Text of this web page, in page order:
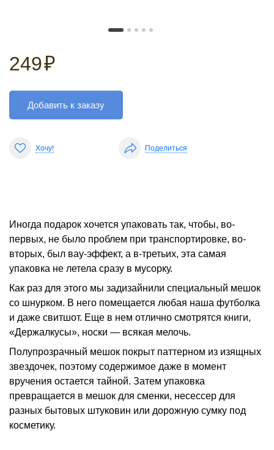
249₽
Добавить к заказу
Хочу! Поделиться
Иногда подарок хочется упаковать так, чтобы, во-
первых, не было проблем при транспортировке, во-
вторых, был вау-эффект, а в-третьих, эта самая
упаковка не летела сразу в мусорку.
Как раз для этого мы задизайнили специальный мешок
со шнурком. В него помещается любая наша футболка
и даже свитшот. Еще в нем отлично смотрятся книги,
«Держалкусы», носки — всякая мелочь.
Полупрозрачный мешок покрыт паттерном из изящных
звездочек, поэтому содержимое даже в момент
вручения остается тайной. Затем упаковка
превращается в мешок для сменки, несессер для
разных бытовых штуковин или дорожную сумку под
косметику.